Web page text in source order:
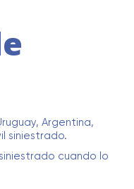
Argentina,
siniestrado.
cuando lo